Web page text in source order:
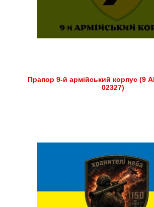
Прапор 9-й армійський корпус (9
02327)